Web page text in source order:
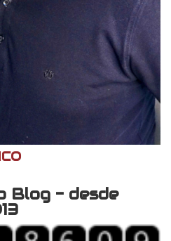
Blog - desde